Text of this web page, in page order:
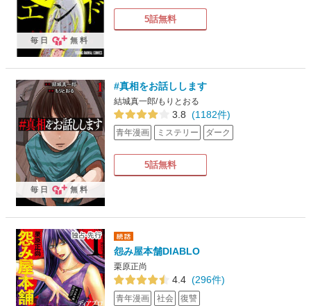
5話無料
毎日 無料
#真相をお話しします
結城真一郎/もりとおる
3.8 (1182件)
青年漫画 ミステリー ダーク
5話無料
毎日 無料
怨み屋本舗DIABLO
栗原正尚
4.4 (296件)
青年漫画 社会 復讐